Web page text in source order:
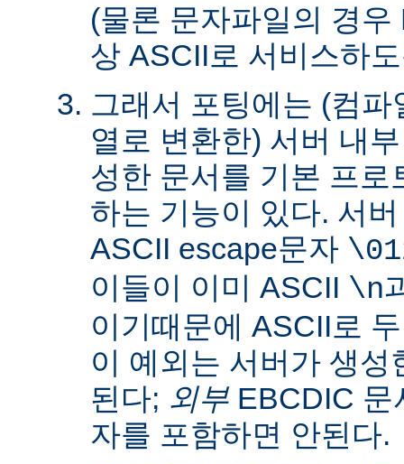
(물론 문자파일의 경
상 ASCII로 서비스하
그래서 포팅에는 (컴
열로 변환한) 서버 내
성한 문서를 기본 프로
하는 기능이 있다. 서
ASCII escape문자
이들이 이미 ASCII \n
이기때문에 ASCII로
이 예외는 서버가 생
된다; 외부EBCDIC 문
자를 포함하면 안된다.